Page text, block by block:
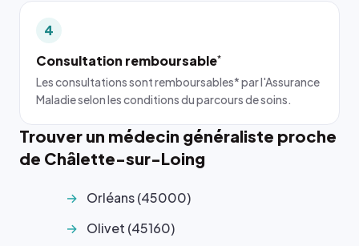
4
Consultation remboursable*
Les consultations sont remboursables* par l'Assurance
Maladie selon les conditions du parcours de soins.
Trouver un médecin généraliste proche
de Châlette-sur-Loing
Orléans (45000)
Olivet (45160)